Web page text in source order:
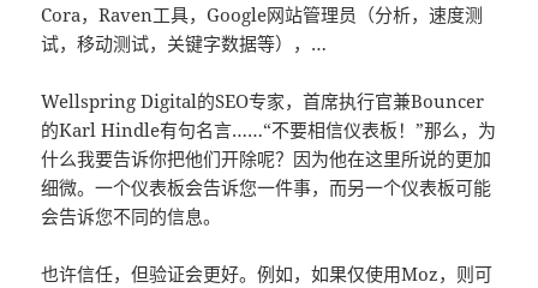
Cora，Raven工具，Google网站管理员（分析，速度测
试，移动测试，关键字数据等），…
Wellspring Digital的SEO专家，首席执行官兼Bouncer
的Karl Hindle有句名言……“不要相信仪表板！”那么，为
什么我要告诉你把他们开除呢？因为他在这里所说的更加
细微。一个仪表板会告诉您一件事，而另一个仪表板可能
会告诉您不同的信息。
也许信任，但验证会更好。例如，如果仅使用Moz，则可